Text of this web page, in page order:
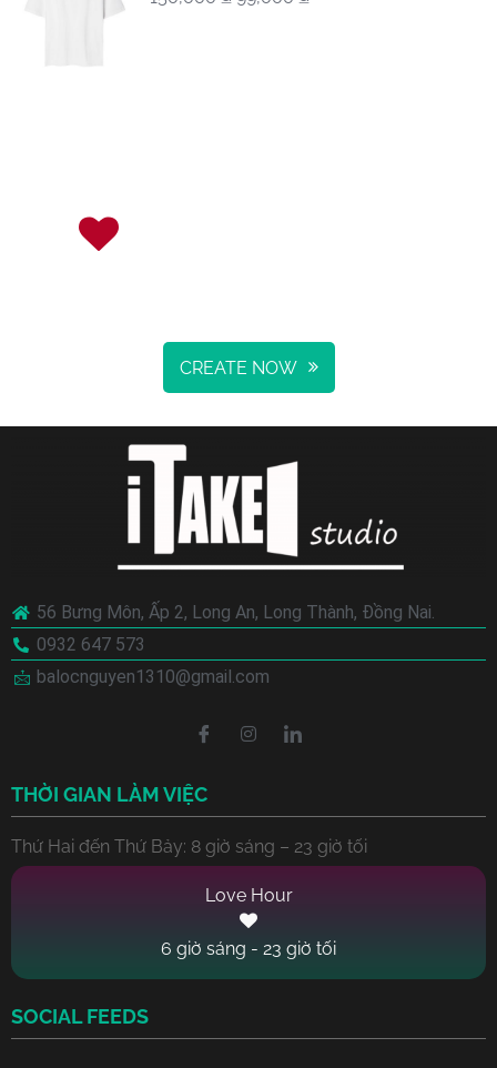
CREATE NOW
56 Bưng Môn, Ấp 2, Long An, Long Thành, Đồng Nai.
0932 647 573
balocnguyen1310@gmail.com
THỜI GIAN LÀM VIỆC
Thứ Hai đến Thứ Bảy: 8 giờ sáng – 23 giờ tối
Love Hour
6 giờ sáng - 23 giờ tối
SOCIAL FEEDS